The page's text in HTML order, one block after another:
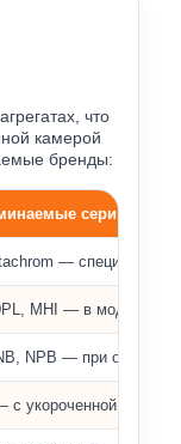
что
камерой
бренды:
серии
— специальные
MHI — в
NPB — при
укороченной